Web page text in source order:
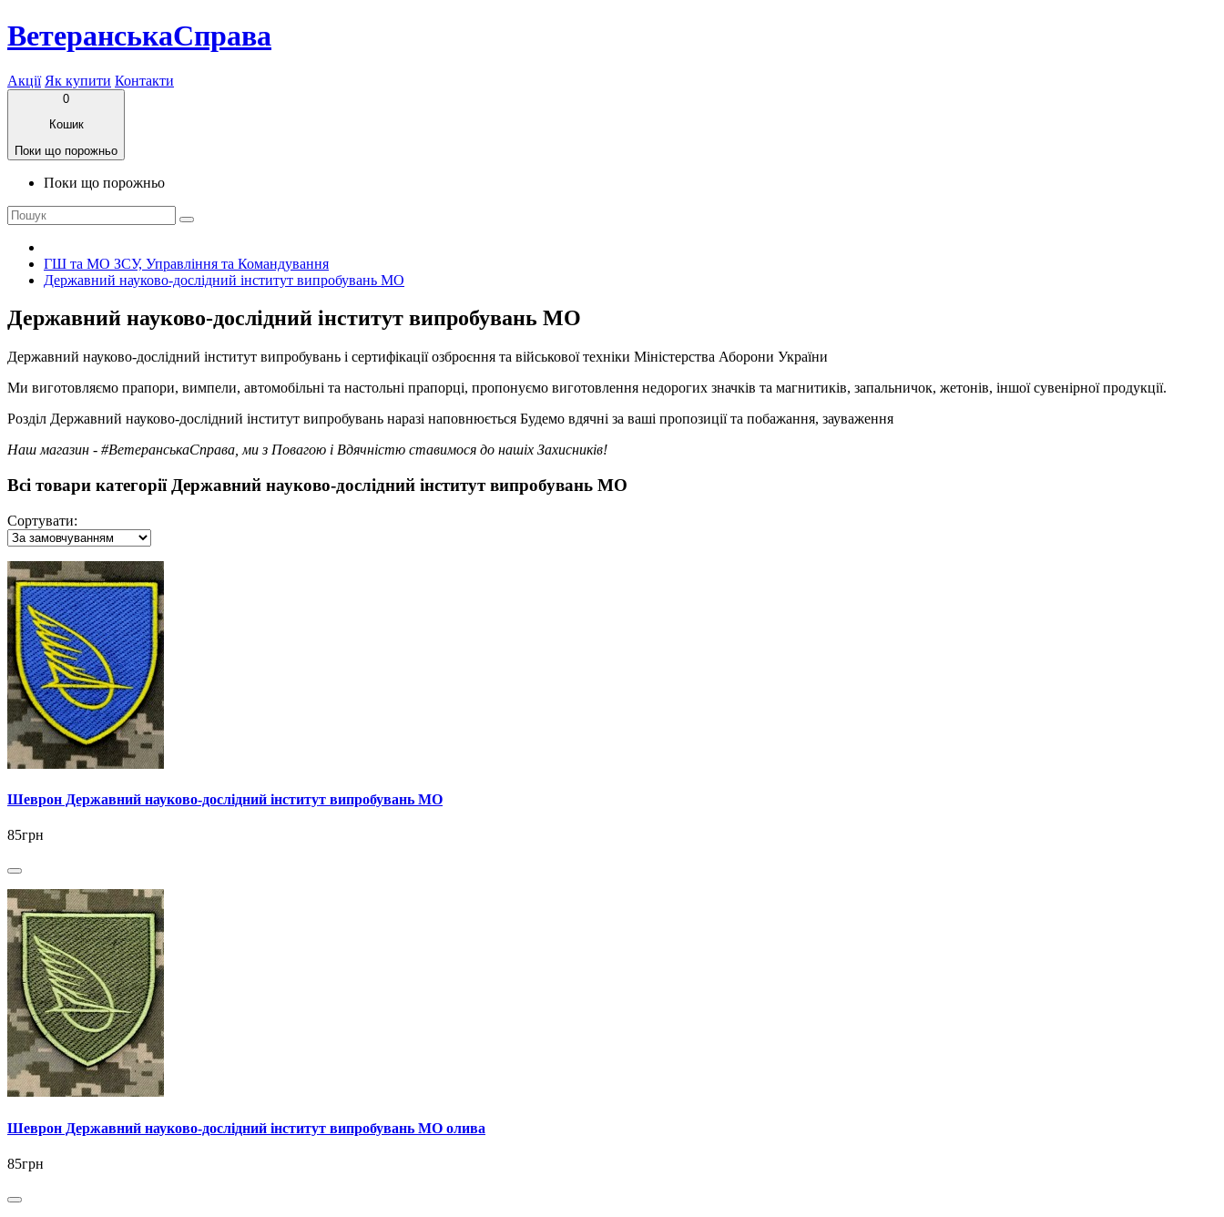
ВетеранськаСправа
Акції Як купити Контакти
0
Кошик
Поки що порожньо
Поки що порожньо
ГШ та МО ЗСУ, Управління та Командування
Державний науково-дослiдний iнститут випробувань МО
Державний науково-дослiдний iнститут випробувань МО
Державний науково-дослiдний iнститут випробувань і сертифікації озброєння та військової техніки Міністерства Аборони України
Ми виготовляємо прапори, вимпели, автомобільні та настольні прапорці, пропонуємо виготовлення недорогих значків та магнитиків, запальничок, жетонів, іншої сувенірної продукції.
Розділ Державний науково-дослiдний iнститут випробувань наразі наповнюється Будемо вдячні за ваші пропозиції та побажання, зауваження
Наш магазин - #ВетеранськаСправа, ми з Повагою і Вдячністю ставимося до нашіх Захисників!
Всі товари категорії Державний науково-дослiдний iнститут випробувань МО
Сортувати:
Шеврон Державний науково-дослiдний iнститут випробувань МО
85грн
Шеврон Державний науково-дослiдний iнститут випробувань МО олива
85грн